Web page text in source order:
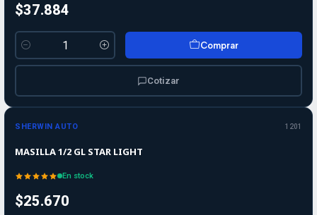
$37.884
Cantidad
Comprar
Cotizar
SHERWIN AUTO 1201
MASILLA 1/2 GL STAR LIGHT
En stock
$25.670